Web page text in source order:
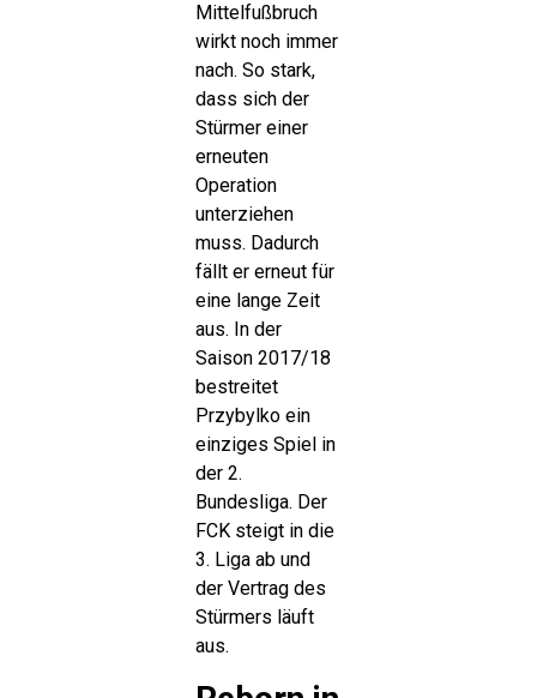
Mittelfußbruch
wirkt noch immer
nach. So stark,
dass sich der
Stürmer einer
erneuten
Operation
unterziehen
muss. Dadurch
fällt er erneut für
eine lange Zeit
aus. In der
Saison 2017/18
bestreitet
Przybylko ein
einziges Spiel in
der 2.
Bundesliga. Der
FCK steigt in die
3. Liga ab und
der Vertrag des
Stürmers läuft
aus.